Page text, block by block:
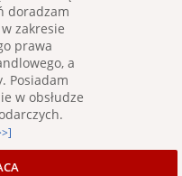
doradzam
zakresie
prawa
a
Posiadam
w obsłudze